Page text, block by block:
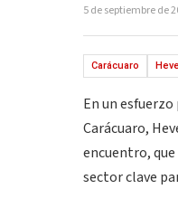
5 de septiembre de
Carácuaro
En un
Carácuaro,
encuentro,
sector clave